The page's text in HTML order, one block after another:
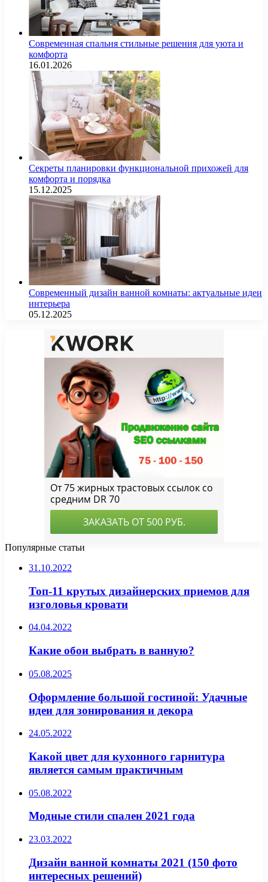
Современная спальня стильные решения для уюта и
комфорта
16.01.2026
Секреты планировки функциональной прихожей для
комфорта и порядка
15.12.2025
Современный дизайн ванной комнаты: актуальные идеи
интерьера
05.12.2025
Популярные статьи
31.10.2022
Топ-11 крутых дизайнерских приемов для
изголовья кровати
04.04.2022
Какие обои выбрать в ванную?
05.08.2025
Оформление большой гостиной: Удачные
идеи для зонирования и декора
24.05.2022
Какой цвет для кухонного гарнитура
является самым практичным
05.08.2022
Модные стили спален 2021 года
23.03.2022
Дизайн ванной комнаты 2021 (150 фото
интересных решений)